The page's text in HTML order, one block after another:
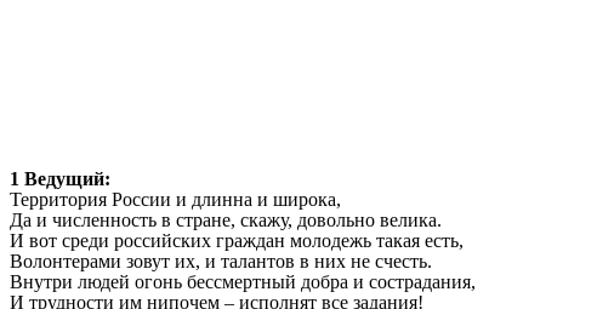
1 Ведущий:
Территория России и длинна и широка,
Да и численность в стране, скажу, довольно велика.
И вот среди российских граждан молодежь такая есть,
Волонтерами зовут их, и талантов в них не счесть.
Внутри людей огонь бессмертный добра и сострадания,
И трудности им нипочем – исполнят все задания!